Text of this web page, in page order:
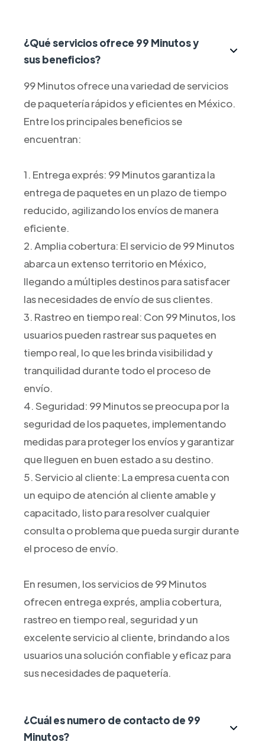
¿Qué servicios ofrece 99 Minutos y
sus beneficios?
99 Minutos ofrece una variedad de servicios
de paquetería rápidos y eficientes en México.
Entre los principales beneficios se
encuentran:
1. Entrega exprés: 99 Minutos garantiza la
entrega de paquetes en un plazo de tiempo
reducido, agilizando los envíos de manera
eficiente.
2. Amplia cobertura: El servicio de 99 Minutos
abarca un extenso territorio en México,
llegando a múltiples destinos para satisfacer
las necesidades de envío de sus clientes.
3. Rastreo en tiempo real: Con 99 Minutos, los
usuarios pueden rastrear sus paquetes en
tiempo real, lo que les brinda visibilidad y
tranquilidad durante todo el proceso de
envío.
4. Seguridad: 99 Minutos se preocupa por la
seguridad de los paquetes, implementando
medidas para proteger los envíos y garantizar
que lleguen en buen estado a su destino.
5. Servicio al cliente: La empresa cuenta con
un equipo de atención al cliente amable y
capacitado, listo para resolver cualquier
consulta o problema que pueda surgir durante
el proceso de envío.
En resumen, los servicios de 99 Minutos
ofrecen entrega exprés, amplia cobertura,
rastreo en tiempo real, seguridad y un
excelente servicio al cliente, brindando a los
usuarios una solución confiable y eficaz para
sus necesidades de paquetería.
¿Cuál es numero de contacto de 99
Minutos?